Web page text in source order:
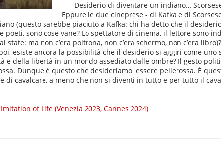
Desiderio di diventare un indiano…
Eppure le due cineprese - di Kafka e di
(questo sarebbe piaciuto a Kafka: chi ha detto che il
poeti, sono cose vane? Lo spettatore di cinema, il lettore sono
state: ma non c’era poltrona, non c’era schermo, non c’era
poi, esiste ancora la possibilità che il desiderio si aggiri come
e della libertà in un mondo assediato dalle ombre? Il gesto
Dunque è questo che desideriamo: essere pellerossa. È
di cavalcare, a meno che non si diventi in tutto e per tutto il
Imitation of Life (Venezia 2023, Cannes 2024)